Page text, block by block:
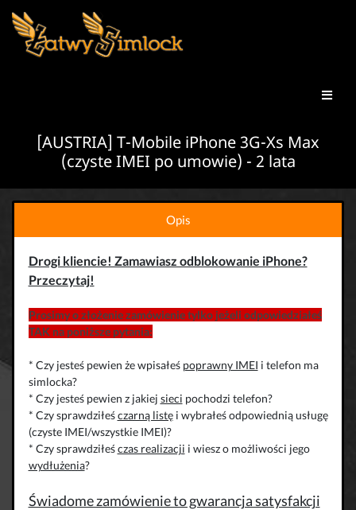
[AUSTRIA] T-Mobile iPhone 3G-Xs Max
(czyste IMEI po umowie) - 2 lata
Opis
Drogi kliencie! Zamawiasz odblokowanie iPhone?
Przeczytaj!
Prosimy o złożenie zamówienie tylko jeżeli odpowiedziałeś
TAK na poniższe pytania:
* Czy jesteś pewien że wpisałeś poprawny IMEI i telefon ma
simlocka?
* Czy jesteś pewien z jakiej sieci pochodzi telefon?
* Czy sprawdziłeśczarną listęi wybrałeś odpowiednią usługę
(czyste IMEI/wszystkie IMEI)?
* Czy sprawdziłeśczas realizacji i wiesz o możliwości jego
wydłużenia?
Świadome zamówienie to gwarancja satysfakcji